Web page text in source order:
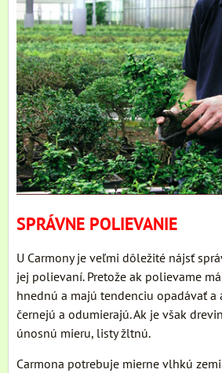
SPRÁVNE POLIEVANIE
U Carmony je veľmi dôležité nájsť
jej polievaní. Pretože ak polievame
hnednú a majú tendenciu opadávať a
černejú a odumierajú. Ak je však
únosnú mieru, listy žltnú.
Carmona potrebuje mierne vlhkú